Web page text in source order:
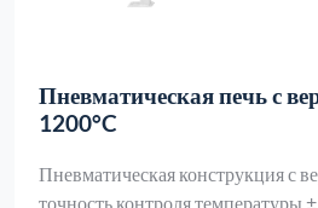
Пневматическая печь с
1200°C
Пневматическая конструкция с
точность контроля температуры